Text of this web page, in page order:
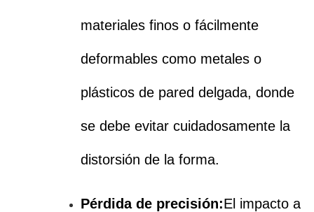
materiales finos o fácilmente
deformables como metales o
plásticos de pared delgada, donde
se debe evitar cuidadosamente la
distorsión de la forma.
Pérdida de precisión:El impacto a